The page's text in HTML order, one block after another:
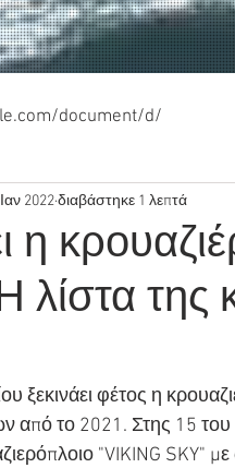
document/d/
η
λίστα της
2022διαβάστηκε 1 λεπτά
ξεκινάει φέτος η
από το 2021. Στης 15 του
"VIKING SKY"